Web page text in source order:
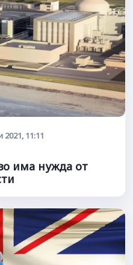
2021, 11:11
има нужда от